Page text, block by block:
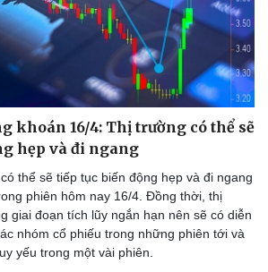
Công nghệ
Sành điệu
Tin Công nghệ
Trải nghiệm
khoán 16/4: Thị trường có thể sẽ
hẹp và đi ngang
thể sẽ tiếp tục biến động hẹp và đi ngang
phiên hôm nay 16/4. Đồng thời, thị
giai đoạn tích lũy ngắn hạn nên sẽ có diễn
nhóm cổ phiếu trong những phiên tới và
yếu trong một vài phiên.